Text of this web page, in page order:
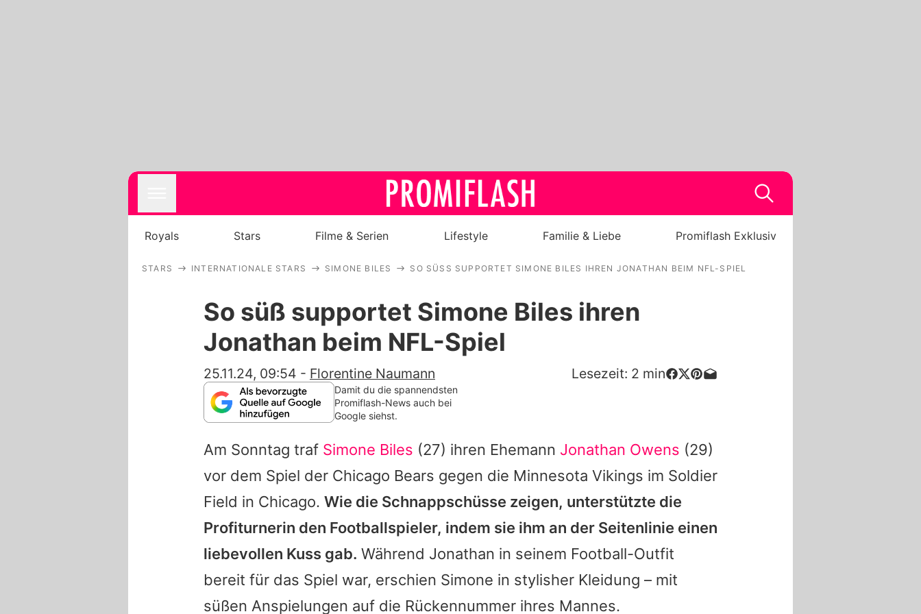
Royals
Filme & Serien
Lifestyle
Familie & Liebe
App runterladen
Team
Redaktionelle Richtlinien
Impressum
Royals Stars Filme & Serien Lifestyle Familie & Liebe Promiflash Exklusiv
STARS INTERNATIONALE STARS SIMONE BILES SO SÜSS SUPPORTET SIMONE BILES IHREN JONATHAN BEIM NFL-SPIEL
So süß supportet Simone Biles ihren
Jonathan beim NFL-Spiel
25.11.24, 09:54 - Florentine Naumann Lesezeit: 2 min
Damit du die spannendsten
Promiflash-News auch bei
Google siehst.
Am Sonntag traf Simone Biles (27) ihren Ehemann Jonathan Owens (29)
vor dem Spiel der Chicago Bears gegen die Minnesota Vikings im Soldier
Field in Chicago. Wie die Schnappschüsse zeigen, unterstützte die
Profiturnerin den Footballspieler, indem sie ihm an der Seitenlinie einen
liebevollen Kuss gab. Während Jonathan in seinem Football-Outfit
bereit für das Spiel war, erschien Simone in stylisher Kleidung – mit
süßen Anspielungen auf die Rückennummer ihres Mannes.